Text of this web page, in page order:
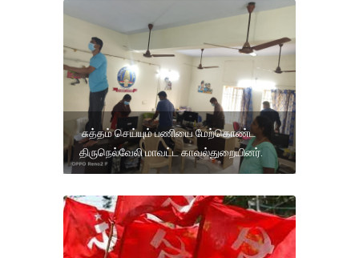
சுத்தம் செய்யும் பணியை மேற்கொண்ட
திருநெல்வேலி மாவட்ட காவல்துறையினர்.